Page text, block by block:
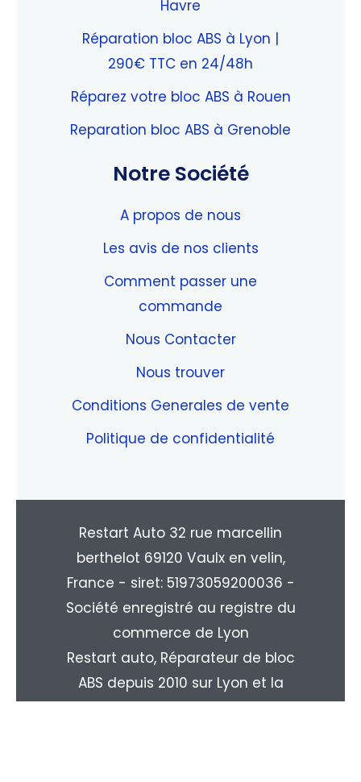
Havre
Réparation bloc ABS à Lyon |
290€ TTC en 24/48h
Réparez votre bloc ABS à Rouen
Reparation bloc ABS à Grenoble
Notre Société
A propos de nous
Les avis de nos clients
Comment passer une
commande
Nous Contacter
Nous trouver
Conditions Generales de vente
Politique de confidentialité
Restart Auto 32 rue marcellin
berthelot 69120 Vaulx en velin,
France - siret: 51973059200036 -
Société enregistré au registre du
commerce de Lyon
Restart auto, Réparateur de bloc
ABS depuis 2010 sur Lyon et la
région Rhone-alpes. Livraison